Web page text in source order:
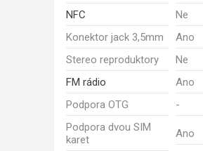
NFC
Ne
Konektor jack 3,5mm
Ano
Stereo reproduktory
Ne
FM rádio
Ano
Podpora OTG
-
Podpora dvou SIM
karet
Ano